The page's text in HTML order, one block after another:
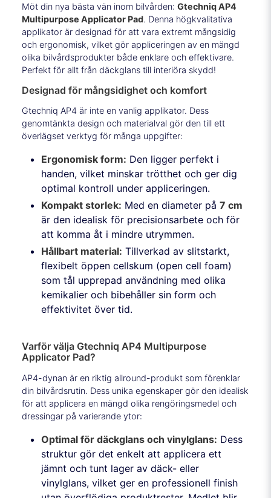
Möt din nya bästa vän inom bilvården: Gtechniq AP4
Multipurpose Applicator Pad. Denna högkvalitativa
applikator är designad för att vara extremt mångsidig
och ergonomisk, vilket gör appliceringen av en mängd
olika bilvårdsprodukter både enklare och effektivare.
Perfekt för allt från däckglans till interiöra skydd!
Designad för mångsidighet och komfort
Gtechniq AP4 är inte en vanlig applikator. Dess
genomtänkta design och materialval gör den till ett
överlägset verktyg för många uppgifter:
Ergonomisk form: Den ligger perfekt i
handen, vilket minskar trötthet och ger dig
optimal kontroll under appliceringen.
Kompakt storlek: Med en diameter på 7 cm
är den idealisk för precisionsarbete och för
att komma åt i mindre utrymmen.
Hållbart material: Tillverkad av slitstarkt,
flexibelt öppen cellskum (open cell foam)
som tål upprepad användning med olika
kemikalier och bibehåller sin form och
effektivitet över tid.
Varför välja Gtechniq AP4 Multipurpose
Applicator Pad?
AP4-dynan är en riktig allround-produkt som förenklar
din bilvårdsrutin. Dess unika egenskaper gör den idealisk
för att applicera en mängd olika rengöringsmedel och
dressingar på varierande ytor:
Optimal för däckglans och vinylglans: Dess
struktur gör det enkelt att applicera ett
jämnt och tunt lager av däck- eller
vinylglans, vilket ger en professionell finish